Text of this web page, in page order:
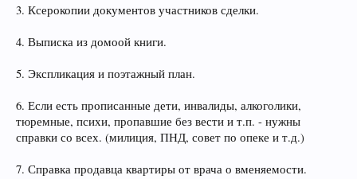
3. Ксерокопии документов участников сделки.
4. Выписка из домоой книги.
5. Экспликация и поэтажный план.
6. Если есть прописанные дети, инвалиды, алкоголики,
тюремные, психи, пропавшие без вести и т.п. - нужны
справки со всех. (милиция, ПНД, совет по опеке и т.д.)
7. Справка продавца квартиры от врача о вменяемости.